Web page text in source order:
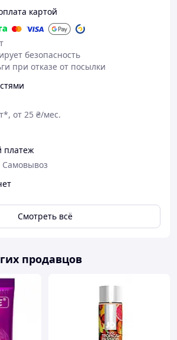
картой
безопасность
при отказе от посылки
от 25 ₴/мес.
платеж
Смотреть всё
продавцов